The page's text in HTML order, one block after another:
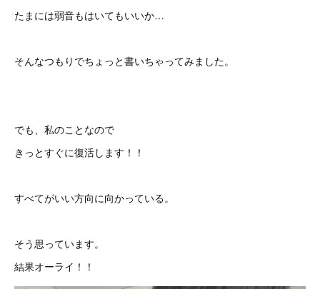
たまには弱音もはいてもいいか…
そんなつもりでちょっと書いちゃってみました。
でも、私のことなので
きっとすぐに復活します！！
すべてがいい方向に向かっている。
そう思っています。
結果オーライ！！